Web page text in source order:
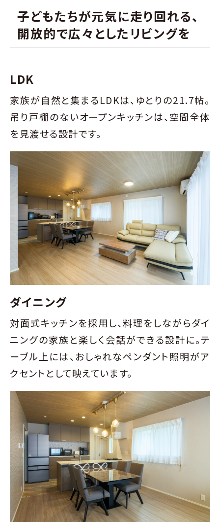
子どもたちが元気に走り回れる、
開放的で広々としたリビングを
LDK
家族が自然と集まるLDKは、ゆとりの21.7帖。
吊り戸棚のないオープンキッチンは、空間全体
を見渡せる設計です。
ダイニング
対面式キッチンを採用し、料理をしながらダイ
ニングの家族と楽しく会話ができる設計に。テ
ーブル上には、おしゃれなペンダント照明がア
クセントとして映えています。